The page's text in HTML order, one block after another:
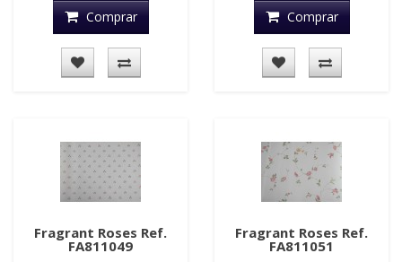
Comprar Comprar
Fragrant Roses Ref.
FA811049
Fragrant Roses Ref.
FA811051